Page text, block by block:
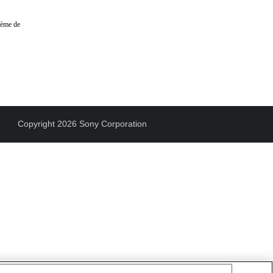
de
Copyright 2026 Sony Corporation